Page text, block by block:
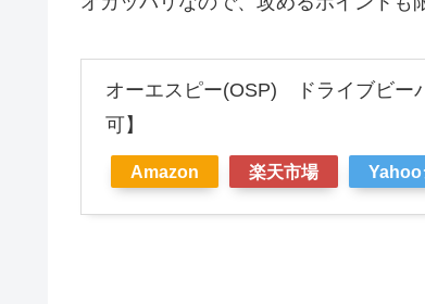
オーエスピー(OSP) ドライブビ
可】
Amazon 楽天市場 Yahoo